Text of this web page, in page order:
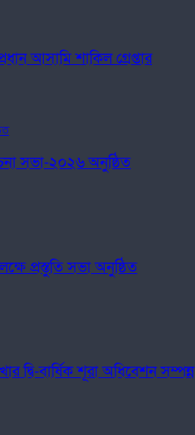
আসামি শাকিল গ্রেপ্তার
সভা-২০২৬ অনুষ্ঠিত
প্রস্তুতি সভা অনুষ্ঠিত
দ্বি-বার্ষিক শূরা অধিবেশন সম্পন্ন